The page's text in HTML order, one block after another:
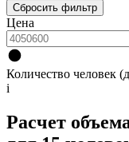
Сбросить фильтр
Цена
Количество человек
i
Расчет